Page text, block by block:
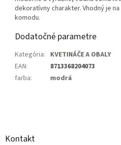
dekoratívny charakter. Vhodný je
komodu.
Dodatočné parametre
Kategória: KVETINÁČE A OBALY
EAN:
8713368204073
farba: modrá
Kontakt